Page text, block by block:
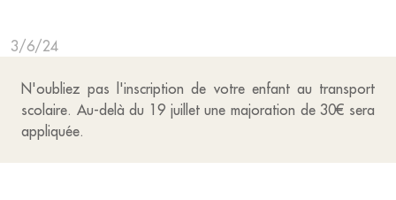
3/6/24
N'oubliez pas l'inscription de votre enfant au transport
scolaire. Au-delà du 19 juillet une majoration de 30€ sera
appliquée.